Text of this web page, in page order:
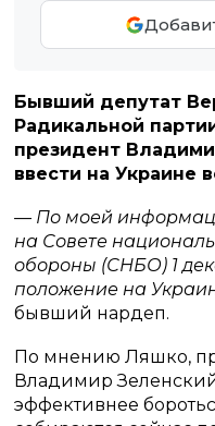
Бывший депутат
Радикальной
президент
ввести на Украине
— По моей
на Совете
обороны (СНБО) 1
положение на
бывший нардеп.
По мнению Ляшко,
Владимир
эффективнее